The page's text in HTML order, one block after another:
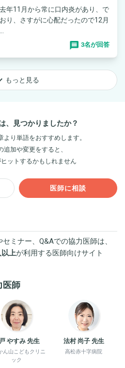
年11月から常に口内炎があり、で
り、さすがに心配だったので12月
3名が回答
もっと見る
、見つかりましたか？
より単語をおすすめします。
追加や変更をすると、
ットするかもしれません
医師に相談
ミナー、Q&Aでの協力医師は、
上が利用する医師向けサイト
医師
やすみ 先生
ん山こどもクリニ
ック
法村 尚子 先生
高松赤十字病院